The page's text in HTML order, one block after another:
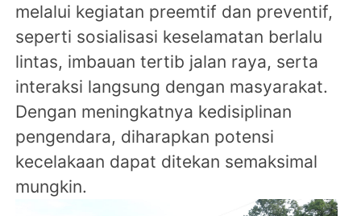
melalui kegiatan preemtif dan preventif,
seperti sosialisasi keselamatan berlalu
lintas, imbauan tertib jalan raya, serta
interaksi langsung dengan masyarakat.
Dengan meningkatnya kedisiplinan
pengendara, diharapkan potensi
kecelakaan dapat ditekan semaksimal
mungkin.